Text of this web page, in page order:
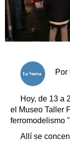
Cartón Lleno
Fúnebres
Horóscopo
Suplementos
Servicios
Por
Hoy, de 13 a
el Museo Taller
ferromodelismo
Allí se